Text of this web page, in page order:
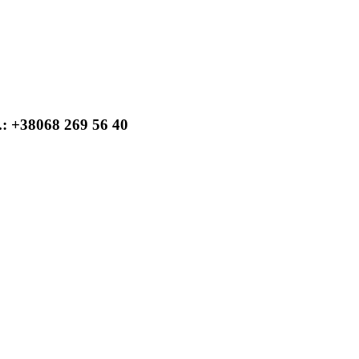
+38068 269 56 40